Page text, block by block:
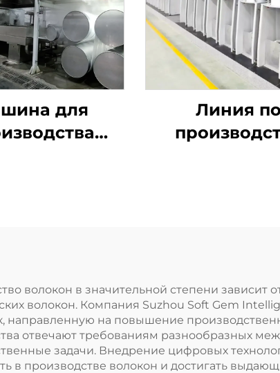
для
Линия по
волокон в значительной степени зависит
волокон. Компания Suzhou Soft Gem
направленную на повышение
отвечают требованиям разнообразных
задачи. Внедрение цифровых
в производстве волокон и достигать